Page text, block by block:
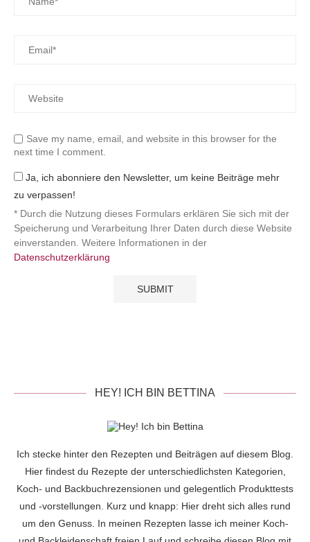
Save my name, email, and website in this browser for the
next time I comment.
Ja, ich abonniere den Newsletter, um keine Beiträge mehr
zu verpassen!
* Durch die Nutzung dieses Formulars erklären Sie sich mit der
Speicherung und Verarbeitung Ihrer Daten durch diese Website
einverstanden. Weitere Informationen in der
Datenschutzerklärung
HEY! ICH BIN BETTINA
Ich stecke hinter den Rezepten und Beiträgen auf diesem Blog.
Hier findest du Rezepte der unterschiedlichsten Kategorien,
Koch- und Backbuchrezensionen und gelegentlich Produkttests
und -vorstellungen. Kurz und knapp: Hier dreht sich alles rund
um den Genuss. In meinen Rezepten lasse ich meiner Koch-